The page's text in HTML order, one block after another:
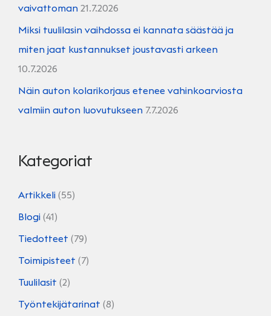
vaivattoman 21.7.2026
Miksi tuulilasin vaihdossa ei kannata säästää ja
miten jaat kustannukset joustavasti arkeen
10.7.2026
Näin auton kolarikorjaus etenee vahinkoarviosta
valmiin auton luovutukseen 7.7.2026
Kategoriat
Artikkeli (55)
Blogi (41)
Tiedotteet (79)
Toimipisteet (7)
Tuulilasit (2)
Työntekijätarinat (8)